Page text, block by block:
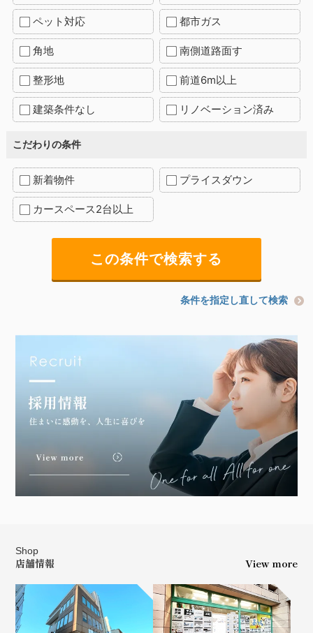
ペット対応 都市ガス
角地 南側道路面す
整形地 前道6m以上
建築条件なし リノベーション済み
こだわりの条件
新着物件 プライスダウン
カースペース2台以上
条件を指定し直して検索
Shop
店舗情報 View more